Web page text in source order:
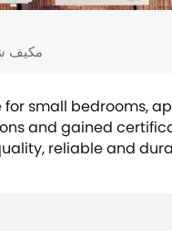
مكيف
small bedrooms,
and gained
reliable and